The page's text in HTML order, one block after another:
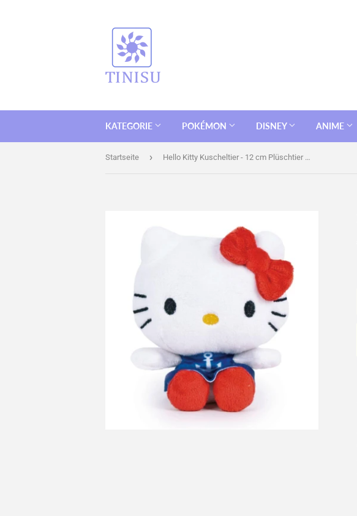
KATEGORIE POKÉMON DISNEY ANIME
Startseite › Hello Kitty Kuscheltier - 12 cm Plüschtier weiches Stofftier